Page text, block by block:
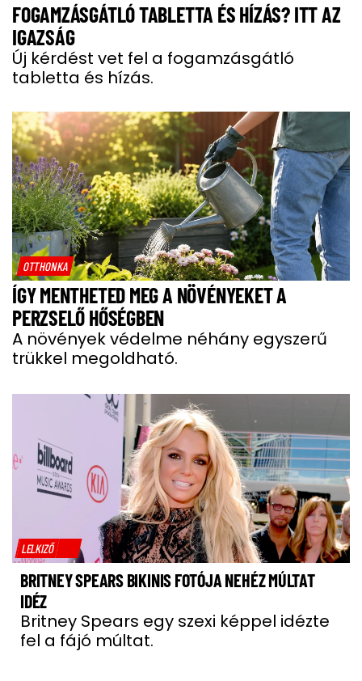
FOGAMZÁSGÁTLÓ TABLETTA ÉS HÍZÁS? ITT AZ
IGAZSÁG
Új kérdést vet fel a fogamzásgátló
tabletta és hízás.
OTTHONKA
ÍGY MENTHETED MEG A NÖVÉNYEKET A
PERZSELŐ HŐSÉGBEN
A növények védelme néhány egyszerű
trükkel megoldható.
LELKIZŐ
BRITNEY SPEARS BIKINIS FOTÓJA NEHÉZ MÚLTAT
IDÉZ
Britney Spears egy szexi képpel idézte
fel a fájó múltat.